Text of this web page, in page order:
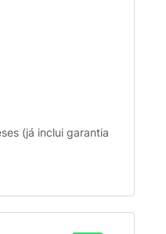
(já inclui garantia